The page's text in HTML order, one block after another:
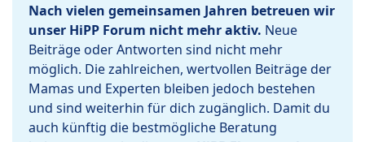
Nach vielen gemeinsamen Jahren betreuen wir
unser HiPP Forum nicht mehr aktiv. Neue
Beiträge oder Antworten sind nicht mehr
möglich. Die zahlreichen, wertvollen Beiträge der
Mamas und Experten bleiben jedoch bestehen
und sind weiterhin für dich zugänglich. Damit du
auch künftig die bestmögliche Beratung